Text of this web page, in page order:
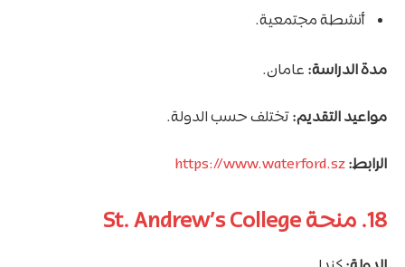
أنشطة مجتمعية.
مدة الدراسة: عامان.
مواعيد التقديم:تختلف حسب الدولة.
الرابط:https://www.waterford.sz
18. منحة St. Andrew’s College